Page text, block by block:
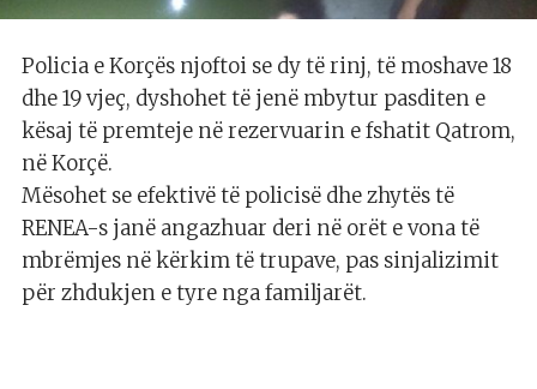
Policia e Korçës njoftoi se dy të rinj, të moshave 18
dhe 19 vjeç, dyshohet të jenë mbytur pasditen e
kësaj të premteje në rezervuarin e fshatit Qatrom,
në Korçë.
Mësohet se efektivë të policisë dhe zhytës të
RENEA-s janë angazhuar deri në orët e vona të
mbrëmjes në kërkim të trupave, pas sinjalizimit
për zhdukjen e tyre nga familjarët.